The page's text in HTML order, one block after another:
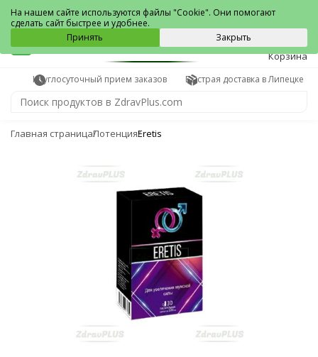
Липецк
0
Корзина
Круглосуточный прием заказов Быстрая доставка в Липецке
Главная страницаПотенцияEretis
На нашем сайте используются файлы "Cookie". Они помогают
сделать сайт быстрее и удобнее.
Принять
Закрыть